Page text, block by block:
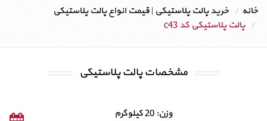
خانه
خرید پالت پلاستیکی | قیمت انواع پالت پلاستیکی
پالت پلاستیکی کد c43
مشخصات پالت پلاستیکی
وزن: 20 کیلوگرم